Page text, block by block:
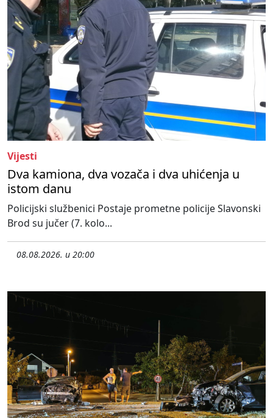
Vijesti
Dva kamiona, dva vozača i dva uhićenja u
istom danu
Policijski službenici Postaje prometne policije Slavonski
Brod su jučer (7. kolo...
08.08.2026. u 20:00